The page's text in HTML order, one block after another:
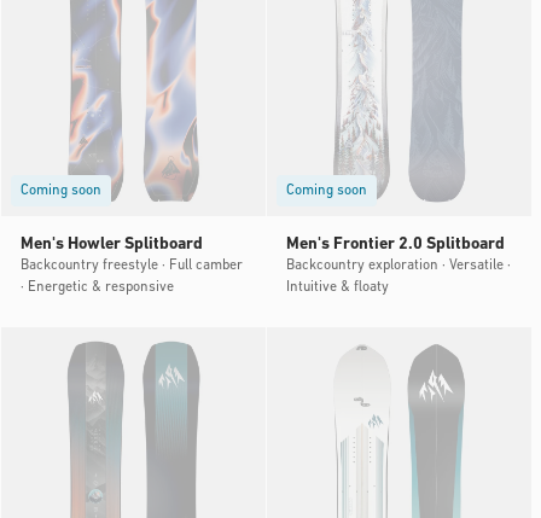
Coming soon
Men's Howler Splitboard
Backcountry freestyle · Full camber
· Energetic & responsive
Coming soon
Men's Frontier 2.0 Splitboard
Backcountry exploration · Versatile ·
Intuitive & floaty